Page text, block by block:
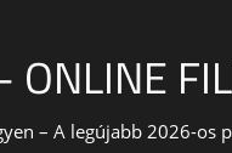
ONLINE
– A legújabb 2026-os